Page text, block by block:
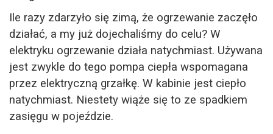
Ile razy zdarzyło się zimą, że ogrzewanie zaczęło
działać, a my już dojechaliśmy do celu? W
elektryku ogrzewanie działa natychmiast. Używana
jest zwykle do tego pompa ciepła wspomagana
przez elektryczną grzałkę. W kabinie jest ciepło
natychmiast. Niestety wiąże się to ze spadkiem
zasięgu w pojeździe.